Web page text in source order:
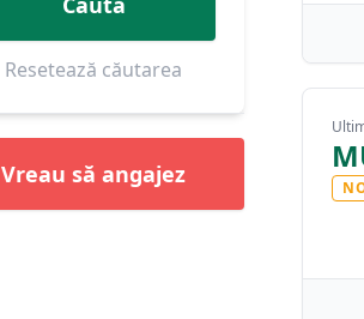
Resetează căutarea
Vreau să angajez